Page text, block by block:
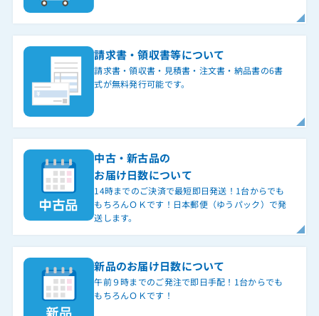
請求書・領収書等について
請求書・領収書・見積書・注文書・納品書の6書
式が無料発行可能です。
中古・新古品の
お届け日数について
14時までのご決済で最短即日発送！1台からでも
もちろんＯＫです！日本郵便（ゆうパック）で発
送します。
新品のお届け日数について
午前９時までのご発注で即日手配！1台からでも
もちろんＯＫです！